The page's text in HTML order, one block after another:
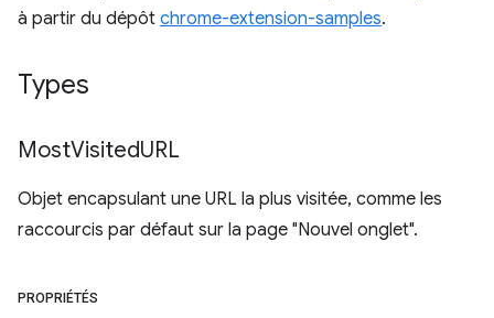
à partir du dépôt chrome-extension-samples.
Types
MostVisitedURL
Objet encapsulant une URL la plus visitée, comme les
raccourcis par défaut sur la page "Nouvel onglet".
PROPRIÉTÉS